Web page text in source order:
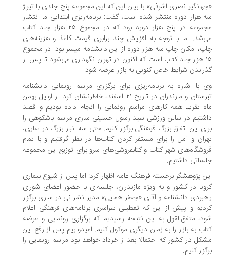
نصری اشرفی» با بیان این که این مجموعه پنج جلدی با تیراژ
هزار دوره منتشر شده است، گفت: برنامه‌ریزی ابتدایی ما انتشار
مجموعه در پنج هزار دوره بود که در مجموع ۲۵ هزار جلد کتاب
اما با توجه به افزایش چند برابری قیمت کاغذ و هزینه‌های
امکان چاپ سه هزار دوره از این دانشنامه میسر بود. در مجموع
۱۵ هزار جلد کتاب است که اکنون در تهران نگهداری می‌شود تا پس از
شرایط خاص کنونی به بازار عرضه شود.
با اشاره به برنامه‌ریزی برای برگزاری مراسم رونمایی دانشنامه
تبرستان و مازندران در تاریخ ۲۱ اسفند، خاطرنشان کرد: از اوایل بهمن
تقریبا همه کارهای مراسم رونمایی را انجام داده بودیم و قصد
در سالن ورزشی سید رسول حسینی ساری مراسم باشکوهی را
این اتفاق بزرگ فرهنگی برگزار کنیم. حتی سه انبار بزرگ در ساری،
و آمل را برای مستقر کردن کتاب‌ها در نظر گرفتیم و با تمام
شهر کتاب و کتابفروشی‌های سرو برای توزیع این مجموعه
داشتیم.
پژوهشگر برجسته فرهنگ عامه اظهار کرد: اما پس از شیوع بیماری
در کشور و به ویژه مازندران، جلسه‌ای با حضور اعضای شورای
دانشنامه و آقای «جعفر همایی» مدیر نشر نی در ساری برگزار
و پیش از این که تعطیلی سراسری برنامه‌های فرهنگی اعلام
متفق‌القول به این نتیجه رسیدیم که برگزاری رونمایی و عرضه
به بازار را به زمان دیگری موکول کنیم. امیدواریم پس از رفع این
در کشور که احتمالا بعد از خرداد خواهد بود مراسم رونمایی را
کنیم.